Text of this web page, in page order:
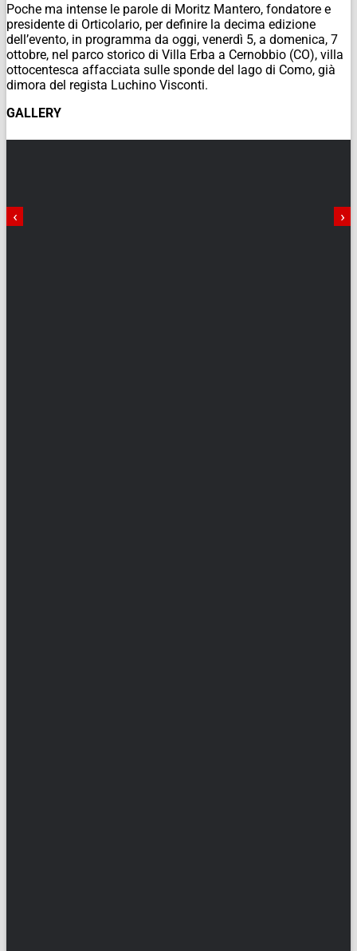
Poche ma intense le parole di Moritz Mantero, fondatore e
presidente di Orticolario, per definire la decima edizione
dell’evento, in programma da oggi, venerdì 5, a domenica, 7
ottobre, nel parco storico di Villa Erba a Cernobbio (CO), villa
ottocentesca affacciata sulle sponde del lago di Como, già
dimora del regista Luchino Visconti.
GALLERY
‹ ›